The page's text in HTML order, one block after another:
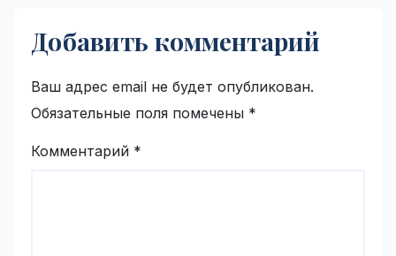
Добавить комментарий
Ваш адрес email не будет опубликован.
Обязательные поля помечены *
Комментарий *